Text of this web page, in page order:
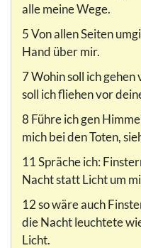
alle meine Wege.
5 Von allen Seiten
Hand über mir.
7 Wohin soll ich
soll ich fliehen vor
8 Führe ich gen
mich bei den Toten,
11 Spräche ich:
Nacht statt Licht um
12 so wäre auch
die Nacht leuchtete
Licht.